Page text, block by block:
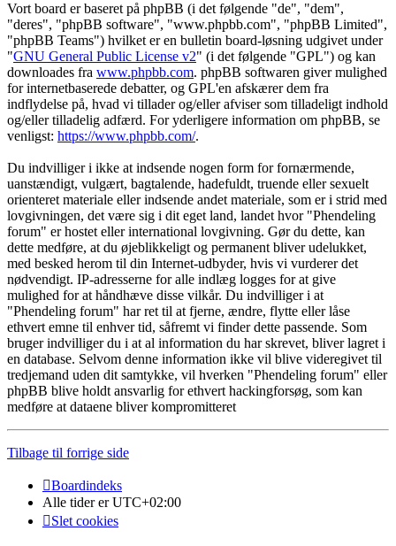
Vort board er baseret på phpBB (i det følgende "de", "dem",
"deres", "phpBB software", "www.phpbb.com", "phpBB Limited",
"phpBB Teams") hvilket er en bulletin board-løsning udgivet under
"GNU General Public License v2" (i det følgende "GPL") og kan
downloades fra www.phpbb.com. phpBB softwaren giver mulighed
for internetbaserede debatter, og GPL'en afskærer dem fra
indflydelse på, hvad vi tillader og/eller afviser som tilladeligt indhold
og/eller tilladelig adfærd. For yderligere information om phpBB, se
venligst: https://www.phpbb.com/.
Du indvilliger i ikke at indsende nogen form for fornærmende,
uanstændigt, vulgært, bagtalende, hadefuldt, truende eller sexuelt
orienteret materiale eller indsende andet materiale, som er i strid med
lovgivningen, det være sig i dit eget land, landet hvor "Phendeling
forum" er hostet eller international lovgivning. Gør du dette, kan
dette medføre, at du øjeblikkeligt og permanent bliver udelukket,
med besked herom til din Internet-udbyder, hvis vi vurderer det
nødvendigt. IP-adresserne for alle indlæg logges for at give
mulighed for at håndhæve disse vilkår. Du indvilliger i at
"Phendeling forum" har ret til at fjerne, ændre, flytte eller låse
ethvert emne til enhver tid, såfremt vi finder dette passende. Som
bruger indvilliger du i at al information du har skrevet, bliver lagret i
en database. Selvom denne information ikke vil blive videregivet til
tredjemand uden dit samtykke, vil hverken "Phendeling forum" eller
phpBB blive holdt ansvarlig for ethvert hackingforsøg, som kan
medføre at dataene bliver kompromitteret
Tilbage til forrige side
Boardindeks
Alle tider erUTC+02:00
Slet cookies